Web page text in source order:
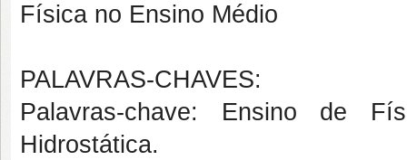
Física no Ensino Médio
PALAVRAS-CHAVES:
Palavras-chave: Ensino de
Hidrostática.